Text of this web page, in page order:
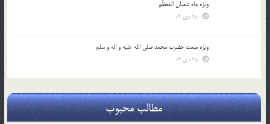
ویژه ماه شعبان المعظّم
ویژه مبعث حضرت محمد صلی الله علیه و اله و سلم
مطالب محبوب